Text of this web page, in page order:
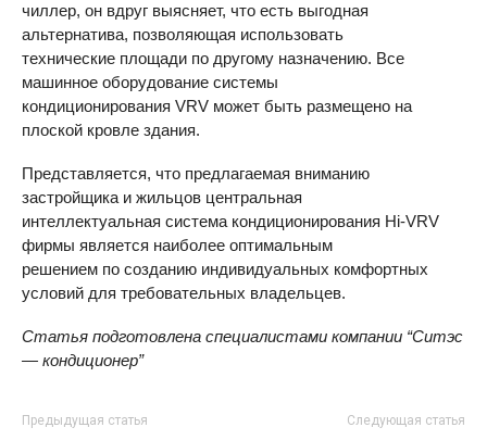
чиллер, он вдруг выясняет, что есть выгодная
альтернатива, позволяющая использовать
технические площади по другому назначению. Все
машинное оборудование системы
кондиционирования VRV может быть размещено на
плоской кровле здания.
Представляется, что предлагаемая вниманию
застройщика и жильцов центральная
интеллектуальная система кондиционирования Hi-VRV
фирмы является наиболее оптимальным
решением по созданию индивидуальных комфортных
условий для требовательных владельцев.
Статья подготовлена специалистами компании “Ситэс
— кондиционер”
Предыдущая статья Следующая статья